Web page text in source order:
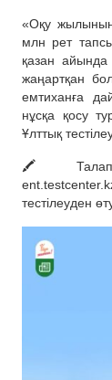
«Оқу жылының
млн рет
қазан айында
жаңартқан
емтиханға
нұсқа қосу
Ұлттық
🖍️
тестілеуден